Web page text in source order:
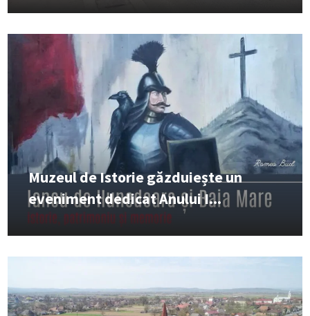
Muzeul de Istorie găzduiește un
eveniment dedicat Anului I...